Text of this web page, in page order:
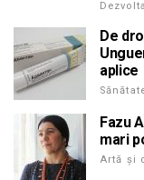
De
aplice
Fazu
mari
Artă și